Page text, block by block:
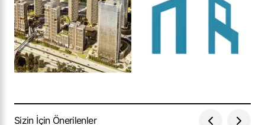
Sizin İçin Önerilenler